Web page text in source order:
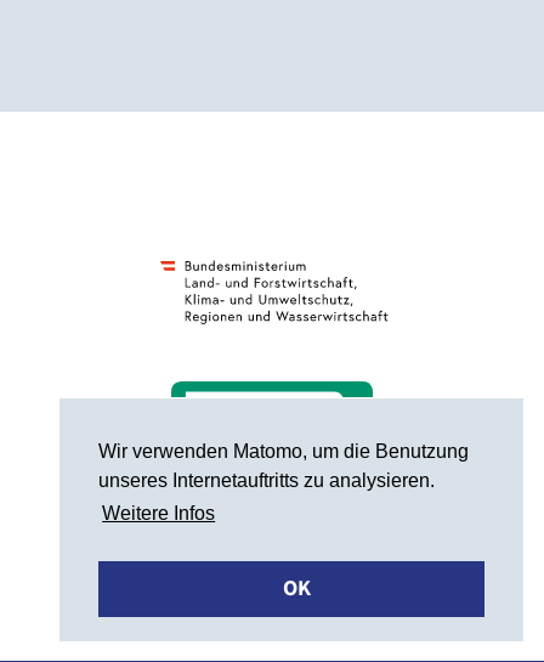
Wir verwenden Matomo, um die Benutzung
unseres Internetauftritts zu analysieren.
Weitere Infos
OK